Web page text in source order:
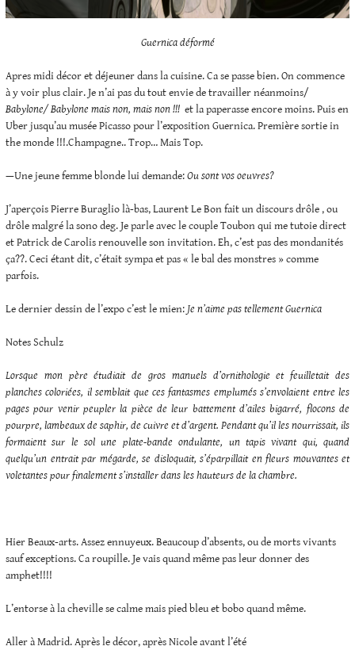
Guernica déformé
Apres midi décor et déjeuner dans la cuisine. Ca se passe bien. On commence
à y voir plus clair. Je n’ai pas du tout envie de travailler néanmoins/
Babylone/ Babylone mais non, mais non !!! et la paperasse encore moins. Puis en
Uber jusqu’au musée Picasso pour l’exposition Guernica. Première sortie in
the monde !!!.Champagne.. Trop… Mais Top.
—Une jeune femme blonde lui demande:Ou sont vos oeuvres?
J’aperçois Pierre Buraglio là-bas, Laurent Le Bon fait un discours drôle , ou
drôle malgré la sono deg. Je parle avec le couple Toubon qui me tutoie direct
et Patrick de Carolis renouvelle son invitation. Eh, c’est pas des mondanités
ça??. Ceci étant dit, c’était sympa et pas « le bal des monstres » comme
parfois.
Le dernier dessin de l’expo c’est le mien: Je n’aime pas tellement Guernica
Notes Schulz
Lorsque mon père étudiait de gros manuels d’ornithologie et feuilletait des
planches coloriées, il semblait que ces fantasmes emplumés s’envolaient entre les
pages pour venir peupler la pièce de leur battement d’ailes bigarré, flocons de
pourpre, lambeaux de saphir, de cuivre et d’argent. Pendant qu’il les nourrissait, ils
formaient sur le sol une plate-bande ondulante, un tapis vivant qui, quand
quelqu’un entrait par mégarde, se disloquait, s’éparpillait en fleurs mouvantes et
voletantes pour finalement s’installer dans les hauteurs de la chambre.
Hier Beaux-arts. Assez ennuyeux. Beaucoup d’absents, ou de morts vivants
sauf exceptions. Ca roupille. Je vais quand même pas leur donner des
amphet!!!!
L’entorse à la cheville se calme mais pied bleu et bobo quand même.
Aller à Madrid. Après le décor, après Nicole avant l’été